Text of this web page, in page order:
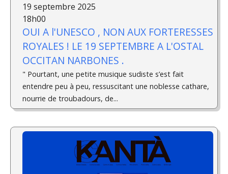
19 septembre 2025
18h00
OUI A l'UNESCO , NON AUX FORTERESSES
ROYALES ! LE 19 SEPTEMBRE A L'OSTAL
OCCITAN NARBONES .
" Pourtant, une petite musique sudiste s’est fait
entendre peu à peu, ressuscitant une noblesse cathare,
nourrie de troubadours, de...